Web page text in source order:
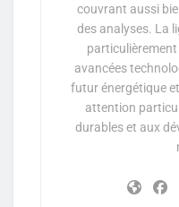
couvrant aussi
des analyses. La
avancées
futur énergétique
attention
durables et aux